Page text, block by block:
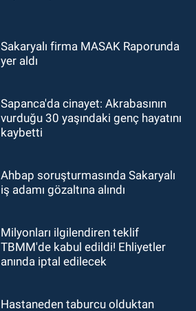
Sakaryalı firma MASAK Raporunda
yer aldı
Sapanca'da cinayet: Akrabasının
vurduğu 30 yaşındaki genç hayatını
kaybetti
Ahbap soruşturmasında Sakaryalı
iş adamı gözaltına alındı
Milyonları ilgilendiren teklif
TBMM'de kabul edildi! Ehliyetler
anında iptal edilecek
Hastaneden taburcu olduktan